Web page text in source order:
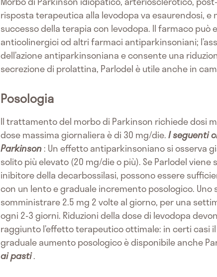
risposta terapeutica alla levodopa va esaurendosi,
successo della terapia con levodopa. Il farmaco
anticolinergici od altri farmaci antiparkinsoniani;
dell’azione antiparkinsoniana e consente una
secrezione di prolattina, Parlodel è utile anche in
Posologia
Il trattamento del morbo di Parkinson richiede dosi
dose massima giornaliera è di 30 mg/die.I seguenti
Parkinson : Un effetto antiparkinsoniano si osserva
solito più elevato (20 mg/die o più). Se Parlodel
inibitore della decarbossilasi, possono essere
con un lento e graduale incremento posologico.
somministrare 2.5 mg 2 volte al giorno, per una
ogni 2-3 giorni. Riduzioni della dose di levodopa
raggiunto l’effetto terapeutico ottimale: in certi casi
graduale aumento posologico è disponibile anche
ai pasti.